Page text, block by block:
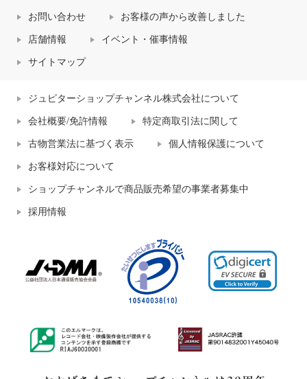
お問い合わせ お客様の声から改善しました
店舗情報 イベント・催事情報
サイトマップ
ジュピターショップチャンネル株式会社について
会社概要/免許情報 特定商取引法に関して
古物営業法に基づく表示 個人情報保護について
お客様対応について
ショップチャンネルで商品販売希望の事業者募集中
採用情報